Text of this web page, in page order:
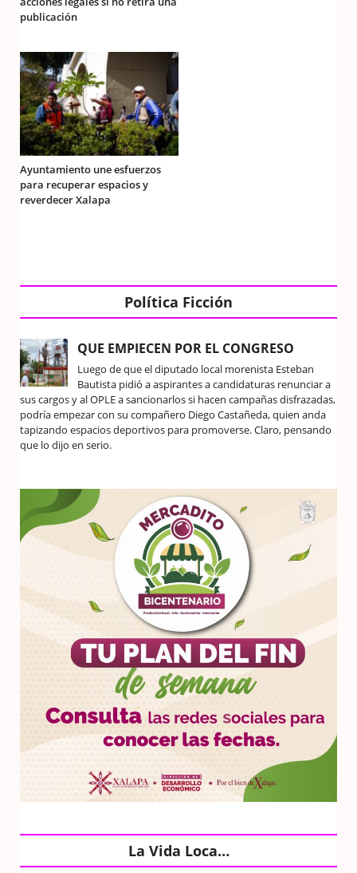
publicación
Ayuntamiento une esfuerzos
para recuperar espacios y
reverdecer Xalapa
Política Ficción
QUE EMPIECEN POR EL CONGRESO
Luego de que el diputado local morenista Esteban
Bautista pidió a aspirantes a candidaturas renunciar a
sus cargos y al OPLE a sancionarlos si hacen campañas disfrazadas,
podría empezar con su compañero Diego Castañeda, quien anda
tapizando espacios deportivos para promoverse. Claro, pensando
que lo dijo en serio.
La Vida Loca…